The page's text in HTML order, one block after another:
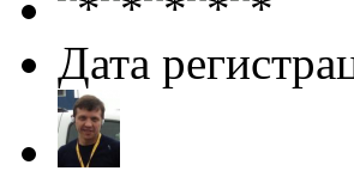
Дата